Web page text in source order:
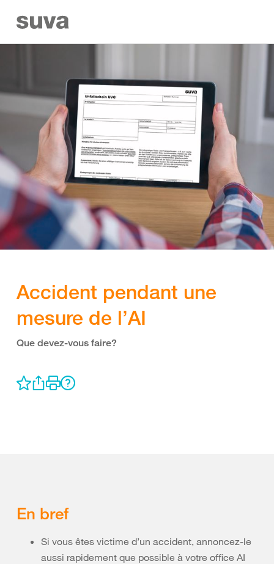
Accident pendant une
mesure de l’AI
Que devez-vous faire?
En bref
Si vous êtes victime d’un accident, annoncez-le
aussi rapidement que possible à votre office AI